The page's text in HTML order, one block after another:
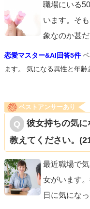
限られた時間しか出歩
たら、お花見だと当日
いう選択肢をとる方見
彼女が連絡の約束に対
るのなら、信じて待っ
状況への気遣いを見せ
しかし、彼女が約束を
後の進展も考え直した
ら連絡が来たとしても
タイプが違う方のよう
と。しかし、５回目の
展を諦めてしまってい
職場にいる
います。そ
象なのか甚
恋愛マスター&AI回答5件
ます。 気になる異性と年齢
ベストアンサーあり
彼女持ちの気
教えてください。
最近職場で
女がいます
日に気になっ